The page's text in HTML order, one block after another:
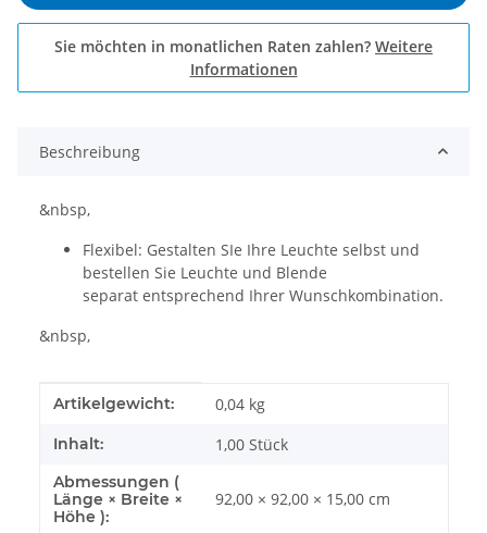
Sie möchten in monatlichen Raten zahlen? Weitere
Informationen
Beschreibung
&nbsp,
Flexibel: Gestalten SIe Ihre Leuchte selbst und
bestellen Sie Leuchte und Blende
separat entsprechend Ihrer Wunschkombination.
&nbsp,
Produkteigenschaft
Wert
Artikelgewicht: 0,04 kg
Inhalt: 1,00 Stück
Abmessungen (
Länge × Breite ×
Höhe ):
92,00 × 92,00 × 15,00 cm